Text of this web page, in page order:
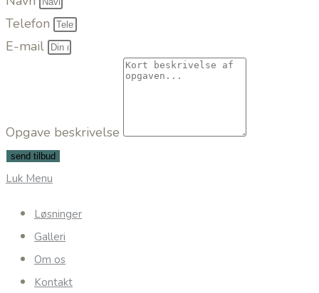
Telefon
E-mail
Opgave beskrivelse
send tilbud
Luk Menu
Løsninger
Galleri
Om os
Kontakt